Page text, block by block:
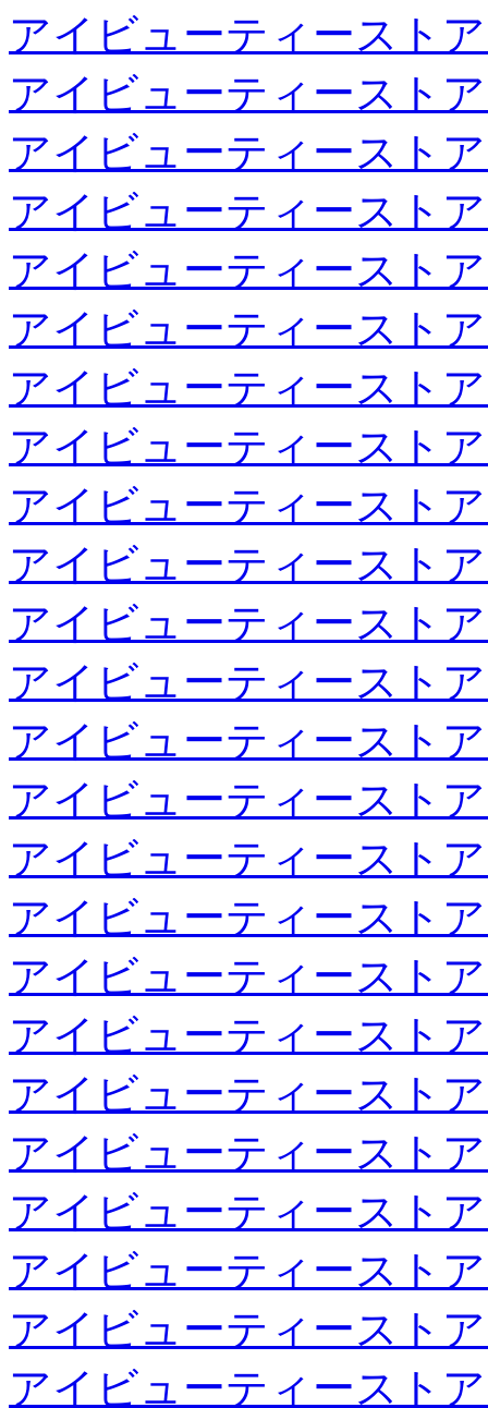
アイビューティースト
アイビューティースト
アイビューティースト
アイビューティースト
アイビューティースト
アイビューティースト
アイビューティースト
アイビューティースト
アイビューティースト
アイビューティースト
アイビューティースト
アイビューティースト
アイビューティースト
アイビューティースト
アイビューティースト
アイビューティースト
アイビューティースト
アイビューティースト
アイビューティースト
アイビューティースト
アイビューティースト
アイビューティースト
アイビューティースト
アイビューティースト